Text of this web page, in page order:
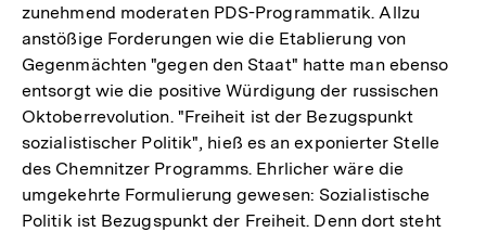
zunehmend moderaten PDS-Programmatik. Allzu
anstößige Forderungen wie die Etablierung von
Gegenmächten "gegen den Staat" hatte man ebenso
entsorgt wie die positive Würdigung der russischen
Oktoberrevolution. "Freiheit ist der Bezugspunkt
sozialistischer Politik", hieß es an exponierter Stelle
des Chemnitzer Programms. Ehrlicher wäre die
umgekehrte Formulierung gewesen: Sozialistische
Politik ist Bezugspunkt der Freiheit. Denn dort steht